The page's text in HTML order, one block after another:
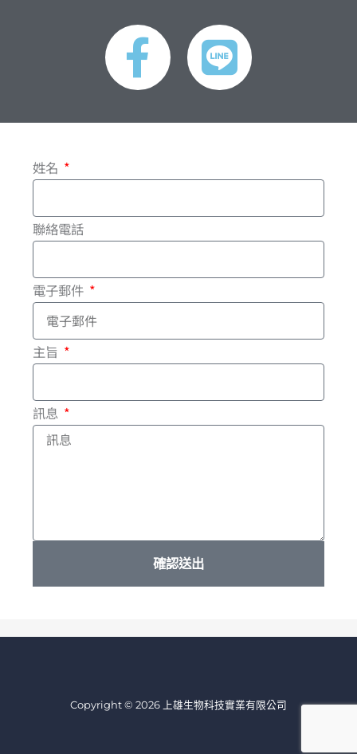
F
a
c
b
o
o
k
-
f
L
i
n
姓名
聯絡電話
電子郵件
主旨
訊息
確認送出
Copyright © 2026 上雄生物科技實業有限公司